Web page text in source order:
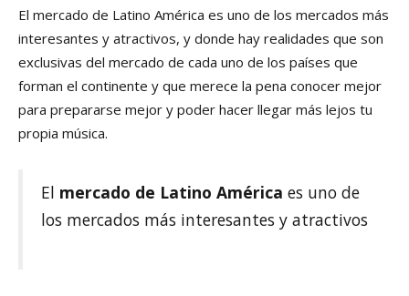
El mercado de Latino América es uno de los mercados más
interesantes y atractivos, y donde hay realidades que son
exclusivas del mercado de cada uno de los países que
forman el continente y que merece la pena conocer mejor
para prepararse mejor y poder hacer llegar más lejos tu
propia música.
El mercado de Latino América es uno de
los mercados más interesantes y atractivos